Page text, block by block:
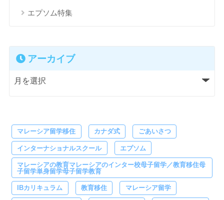
エプソム特集
アーカイブ
マレーシア留学移住 カナダ式 ごあいさつ
インターナショナルスクール エプソム
マレーシアの教育マレーシアのインター校母子留学／教育移住母
子留学単身留学母子留学教育
IBカリキュラム 教育移住 マレーシア留学